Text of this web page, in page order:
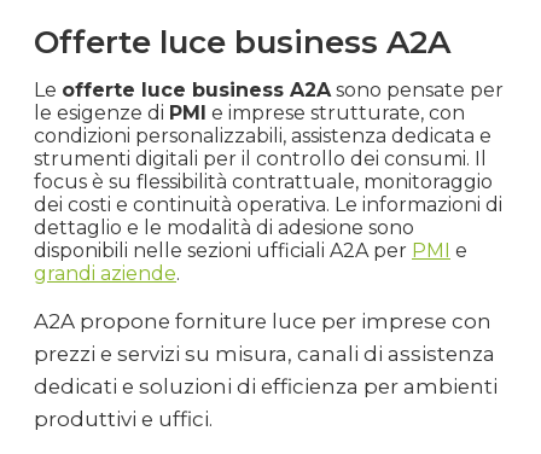
Offerte luce business A2A
Le offerte luce business A2Asono pensate per
le esigenze di PMI
e imprese strutturate, con
condizioni personalizzabili, assistenza dedicata e
strumenti digitali per il controllo dei consumi. Il
focus è su flessibilità contrattuale, monitoraggio
dei costi e continuità operativa. Le informazioni di
dettaglio e le modalità di adesione sono
disponibili nelle sezioni ufficiali A2A per PMI
e
grandi aziende.
A2A propone forniture luce per imprese con
prezzi e servizi su misura, canali di assistenza
dedicati e soluzioni di efficienza per ambienti
produttivi e uffici.